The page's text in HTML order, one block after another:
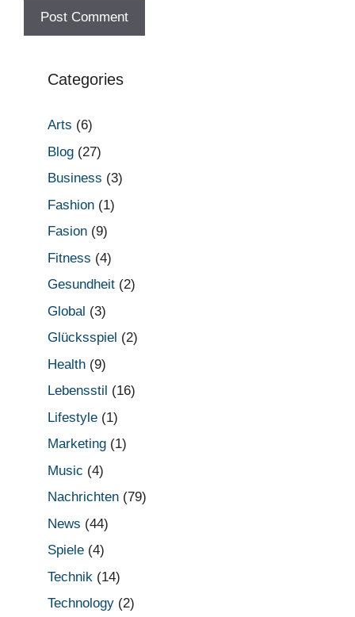
Categories
Arts (6)
Blog (27)
Business (3)
Fashion (1)
Fasion (9)
Fitness (4)
Gesundheit (2)
Global (3)
Glücksspiel (2)
Health (9)
Lebensstil (16)
Lifestyle (1)
Marketing (1)
Music (4)
Nachrichten (79)
News (44)
Spiele (4)
Technik (14)
Technology (2)